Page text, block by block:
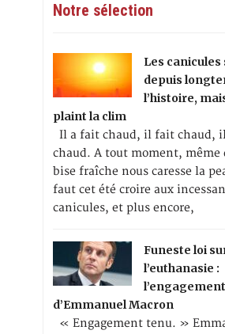
Notre sélection
Les canicules
depuis
l’histoire,
plaint la clim
Il a fait chaud, il fait chaud,
chaud. A tout moment, même
bise fraîche nous caresse la
faut cet été croire aux
canicules, et plus encore,
Funeste loi
l’euthanasie :
d’Emmanuel Macron
« Engagement tenu. »